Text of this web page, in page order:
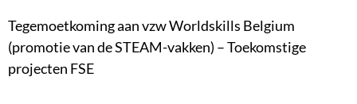
Tegemoetkoming aan vzw Worldskills Belgium
(promotie van de STEAM-vakken) – Toekomstige
projecten FSE